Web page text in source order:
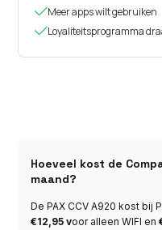
Meer apps wilt gebruiken
Loyaliteitsprogramma
Hoeveel kost de
maand?
De PAX CCV A920 kost bij
€12,95 voor alleen WIFI en